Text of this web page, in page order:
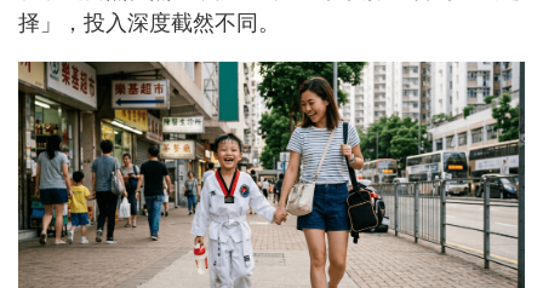
择」，投入深度截然不同。